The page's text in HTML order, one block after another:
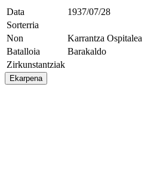
Data
1937/07/28
Sorterria
Non
Karrantza Ospitalea
Batalloia
Barakaldo
Zirkunstantziak